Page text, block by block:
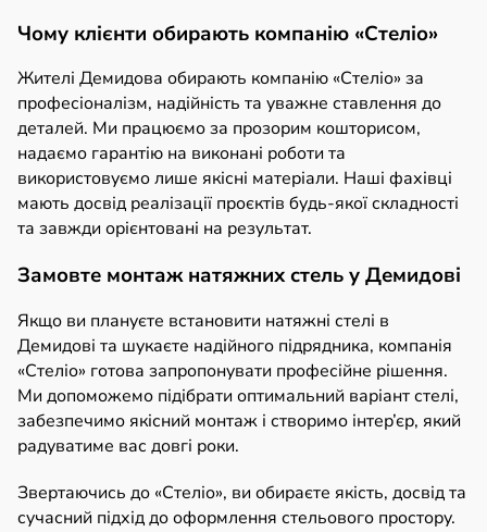
Чому клієнти обирають компанію «Стеліо»
Жителі Демидова обирають компанію «Стеліо» за
професіоналізм, надійність та уважне ставлення до
деталей. Ми працюємо за прозорим кошторисом,
надаємо гарантію на виконані роботи та
використовуємо лише якісні матеріали. Наші фахівці
мають досвід реалізації проєктів будь-якої складності
та завжди орієнтовані на результат.
Замовте монтаж натяжних стель у Демидові
Якщо ви плануєте встановити натяжні стелі в
Демидові та шукаєте надійного підрядника, компанія
«Стеліо» готова запропонувати професійне рішення.
Ми допоможемо підібрати оптимальний варіант стелі,
забезпечимо якісний монтаж і створимо інтер’єр, який
радуватиме вас довгі роки.
Звертаючись до «Стеліо», ви обираєте якість, досвід та
сучасний підхід до оформлення стельового простору.